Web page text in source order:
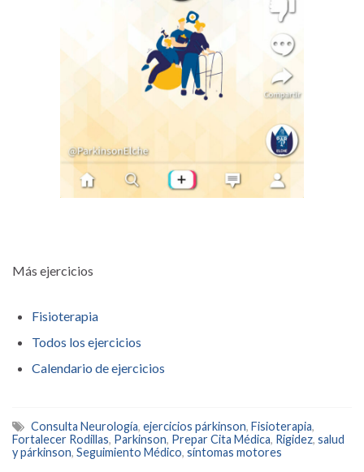
Más ejercicios
Fisioterapia
Todos los ejercicios
Calendario de ejercicios
Consulta Neurología, ejercicios párkinson, Fisioterapia,
Fortalecer Rodillas, Parkinson, Prepar Cita Médica, Rigidez, salud
y párkinson, Seguimiento Médico, síntomas motores